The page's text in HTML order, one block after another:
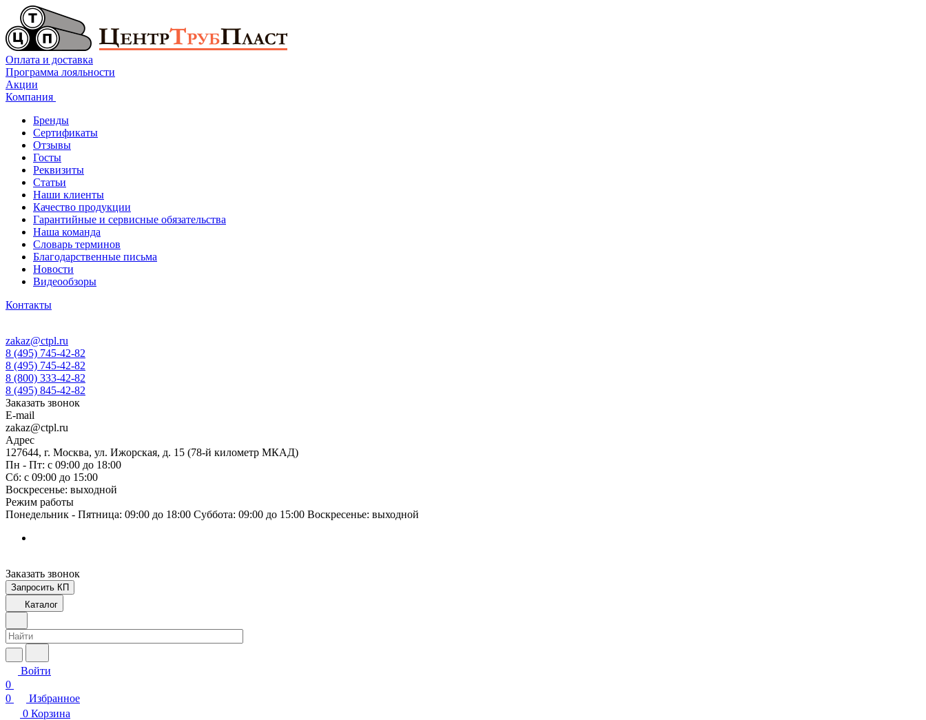
Оплата и доставка
Программа лояльности
Акции
Компания
Бренды
Сертификаты
Отзывы
Госты
Реквизиты
Статьи
Наши клиенты
Качество продукции
Гарантийные и сервисные обязательства
Наша команда
Словарь терминов
Благодарственные письма
Новости
Видеообзоры
Контакты
zakaz@ctpl.ru
8 (495) 745-42-82
8 (495) 745-42-82
8 (800) 333-42-82
8 (495) 845-42-82
Заказать звонок
E-mail
zakaz@ctpl.ru
Адрес
127644, г. Москва, ул. Ижорская, д. 15 (78-й километр МКАД)
Пн - Пт: с 09:00 до 18:00
Сб: с 09:00 до 15:00
Воскресенье: выходной
Режим работы
Понедельник - Пятница: 09:00 до 18:00 Суббота: 09:00 до 15:00 Воскресенье: выходной
Заказать звонок
Запросить КП
Каталог
Войти
0
0
Избранное
0 Корзина